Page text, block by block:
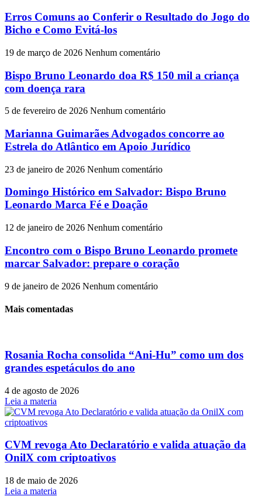
Erros Comuns ao Conferir o Resultado do Jogo do
Bicho e Como Evitá-los
19 de março de 2026 Nenhum comentário
Bispo Bruno Leonardo doa R$ 150 mil a criança
com doença rara
5 de fevereiro de 2026 Nenhum comentário
Marianna Guimarães Advogados concorre ao
Estrela do Atlântico em Apoio Jurídico
23 de janeiro de 2026 Nenhum comentário
Domingo Histórico em Salvador: Bispo Bruno
Leonardo Marca Fé e Doação
12 de janeiro de 2026 Nenhum comentário
Encontro com o Bispo Bruno Leonardo promete
marcar Salvador: prepare o coração
9 de janeiro de 2026 Nenhum comentário
Mais comentadas
Rosania Rocha consolida “Ani-Hu” como um dos
grandes espetáculos do ano
4 de agosto de 2026
Leia a materia
CVM revoga Ato Declaratório e valida atuação da
OnilX com criptoativos
18 de maio de 2026
Leia a materia